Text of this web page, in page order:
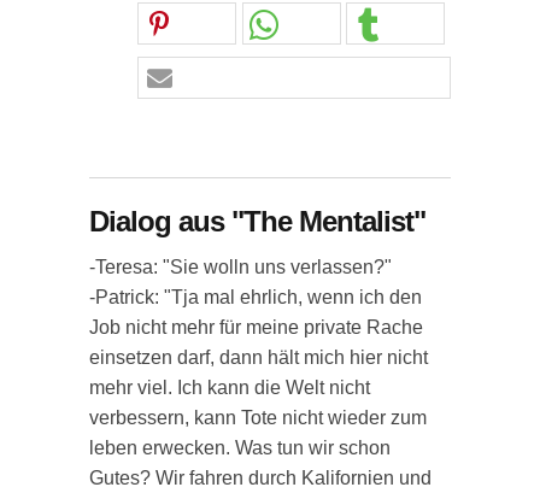
Dialog aus "The Mentalist"
-Teresa: "Sie wolln uns verlassen?"
-Patrick: "Tja mal ehrlich, wenn ich den
Job nicht mehr für meine private Rache
einsetzen darf, dann hält mich hier nicht
mehr viel. Ich kann die Welt nicht
verbessern, kann Tote nicht wieder zum
leben erwecken. Was tun wir schon
Gutes? Wir fahren durch Kalifornien und